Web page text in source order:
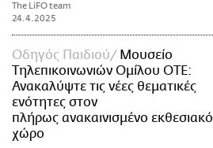
The LiFO team
24.4.2025
Οδηγός Παιδιού
Μουσείο
Τηλεπικοινωνιών Ομίλου ΟΤΕ:
Ανακαλύψτε τις νέες θεματικές
ενότητες στον
πλήρως ανακαινισμένο εκθεσιακό
χώρο